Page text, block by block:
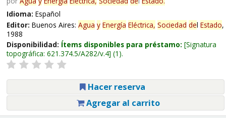
Idioma: Español
Editor: Buenos Aires: Agua y Energía Eléctrica, Sociedad del Estado,
1988
Disponibilidad: Ítems disponibles para préstamo: Signatura
topográfica: 621.374.5/A282/v.4 (1).
Hacer reserva
Agregar al carrito